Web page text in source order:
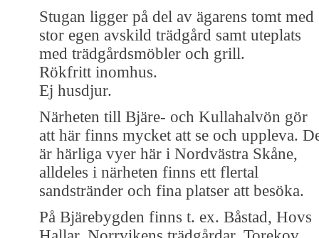
Stugan ligger på del av ägarens tomt med
stor egen avskild trädgård samt uteplats
med trädgårdsmöbler och grill.
Rökfritt inomhus.
Ej husdjur.
Närheten till Bjäre- och Kullahalvön gör
att här finns mycket att se och uppleva.
är härliga vyer här i Nordvästra Skåne,
alldeles i närheten finns ett flertal
sandstränder och fina platser att besöka.
På Bjärebygden finns t. ex. Båstad, Hovs